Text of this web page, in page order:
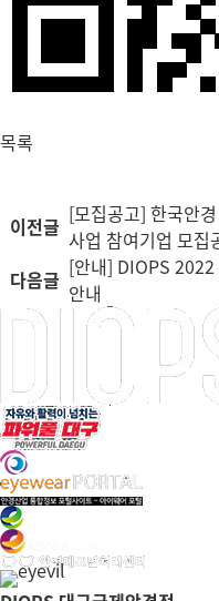
목록
이전글 [모집공고] 한국안
사업 참여기업 모집
다음글 [안내] DIOPS 2022
안내